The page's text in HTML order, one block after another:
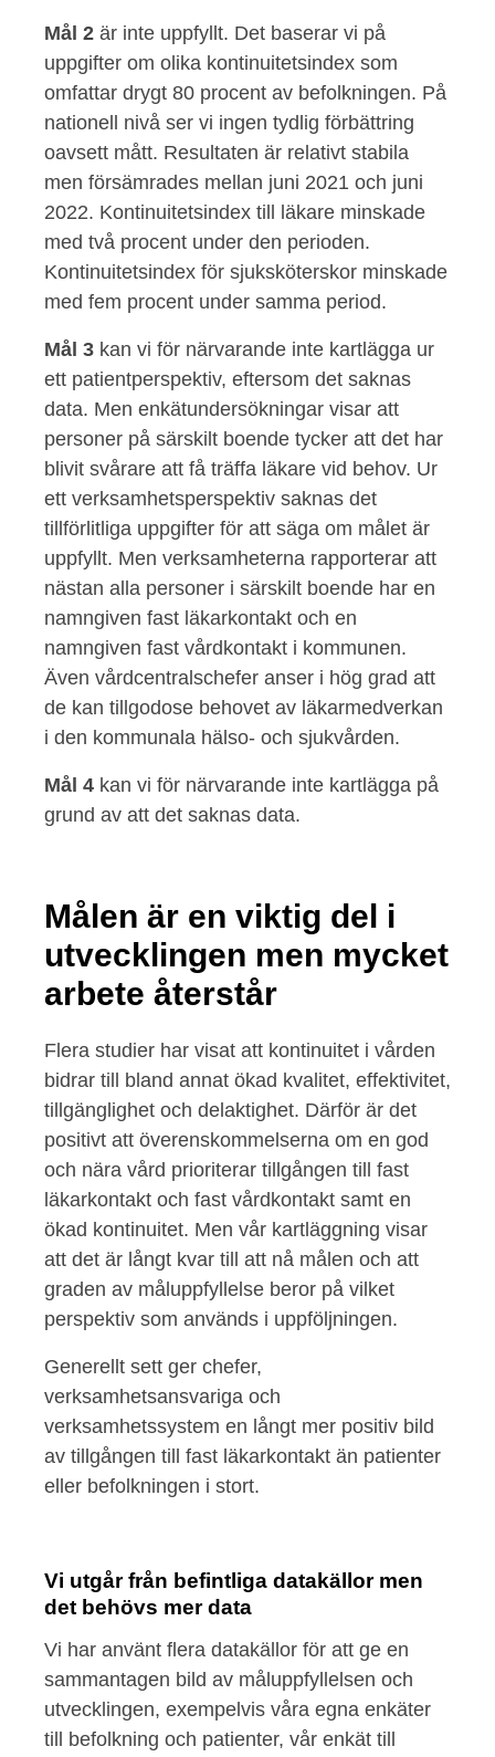
Mål 2 är inte uppfyllt. Det baserar vi på
uppgifter om olika kontinuitetsindex som
omfattar drygt 80 procent av befolkningen. På
nationell nivå ser vi ingen tydlig förbättring
oavsett mått. Resultaten är relativt stabila
men försämrades mellan juni 2021 och juni
2022. Kontinuitetsindex till läkare minskade
med två procent under den perioden.
Kontinuitetsindex för sjuksköterskor minskade
med fem procent under samma period.
Mål 3 kan vi för närvarande inte kartlägga ur
ett patientperspektiv, eftersom det saknas
data. Men enkätundersökningar visar att
personer på särskilt boende tycker att det har
blivit svårare att få träffa läkare vid behov. Ur
ett verksamhetsperspektiv saknas det
tillförlitliga uppgifter för att säga om målet är
uppfyllt. Men verksamheterna rapporterar att
nästan alla personer i särskilt boende har en
namngiven fast läkarkontakt och en
namngiven fast vårdkontakt i kommunen.
Även vårdcentralschefer anser i hög grad att
de kan tillgodose behovet av läkarmedverkan
i den kommunala hälso- och sjukvården.
Mål 4 kan vi för närvarande inte kartlägga på
grund av att det saknas data.
Målen är en viktig del i
utvecklingen men mycket
arbete återstår
Flera studier har visat att kontinuitet i vården
bidrar till bland annat ökad kvalitet, effektivitet,
tillgänglighet och delaktighet. Därför är det
positivt att överenskommelserna om en god
och nära vård prioriterar tillgången till fast
läkarkontakt och fast vårdkontakt samt en
ökad kontinuitet. Men vår kartläggning visar
att det är långt kvar till att nå målen och att
graden av måluppfyllelse beror på vilket
perspektiv som används i uppföljningen.
Generellt sett ger chefer,
verksamhetsansvariga och
verksamhetssystem en långt mer positiv bild
av tillgången till fast läkarkontakt än patienter
eller befolkningen i stort.
Vi utgår från befintliga datakällor men
det behövs mer data
Vi har använt flera datakällor för att ge en
sammantagen bild av måluppfyllelsen och
utvecklingen, exempelvis våra egna enkäter
till befolkning och patienter, vår enkät till